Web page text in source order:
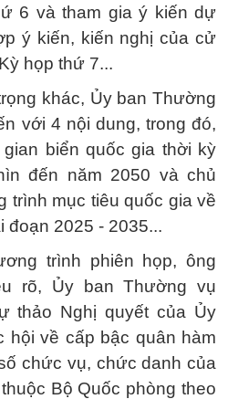
6 và tham gia ý kiến dự
ý kiến, kiến nghị của cử
họp thứ 7...
khác, Ủy ban Thường
với 4 nội dung, trong đó,
biển quốc gia thời kỳ
đến năm 2050 và chủ
trình mục tiêu quốc gia về
đoạn 2025 - 2035...
trình phiên họp, ông
rõ, Ủy ban Thường vụ
thảo Nghị quyết của Ủy
hội về cấp bậc quân hàm
chức vụ, chức danh của
Bộ Quốc phòng theo